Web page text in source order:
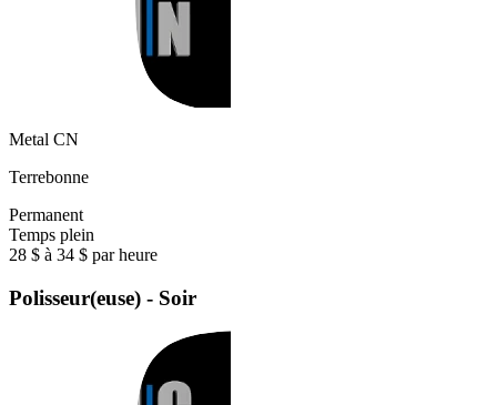
Metal CN
Terrebonne
Permanent
Temps plein
28 $ à 34 $ par heure
Polisseur(euse) - Soir